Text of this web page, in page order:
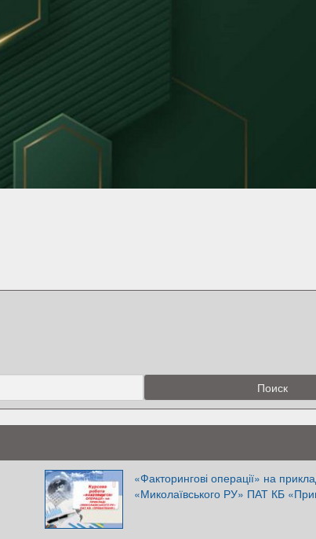
«Факторингові операції» на
«Миколаївського РУ» ПАТ КБ